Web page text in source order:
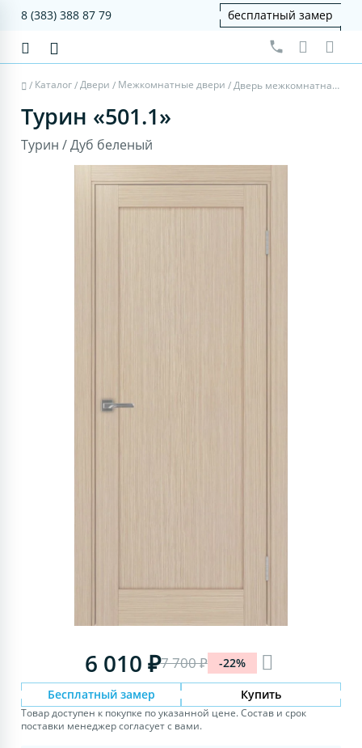
8 (383) 388 87 79 бесплатный замер
/ Каталог/Двери / Межкомнатные двери / Дверь межкомнатная Турин 501.1 - дуб беленый, щит мдф
Турин «501.1»
Турин / Дуб беленый
6 010 ₽7 700 ₽ -22%
Бесплатный замер Купить
Товар доступен к покупке по указанной цене. Состав и срок
поставки менеджер согласует с вами.